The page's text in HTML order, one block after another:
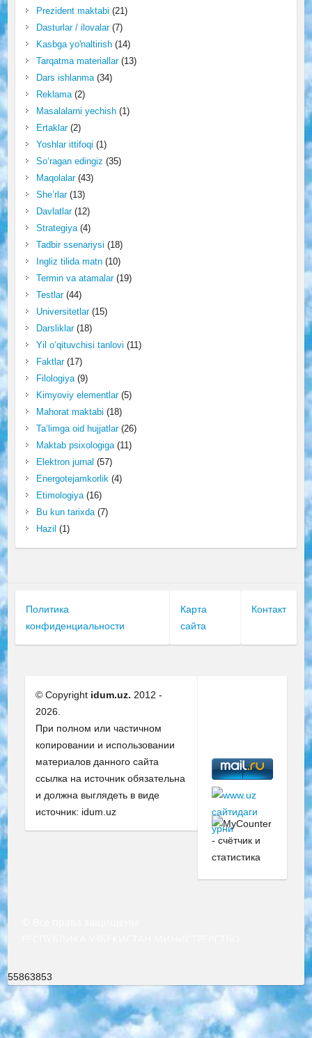
Prezident maktabi (21)
Dasturlar / ilovalar(7)
Kasbga yo'naltirish(14)
Tarqatma materiallar(13)
Dars ishlanma(34)
Reklama(2)
Masalalarni yechish(1)
Ertaklar(2)
Yoshlar ittifoqi (1)
So‘ragan edingiz (35)
Maqolalar(43)
She’rlar(13)
Davlatlar(12)
Strategiya(4)
Tadbir ssenariysi (18)
Ingliz tilida matn(10)
Termin va atamalar(19)
Testlar(44)
Universitetlar(15)
Darsliklar(18)
Yil o‘qituvchisi tanlovi (11)
Faktlar(17)
Filologiya(9)
Kimyoviy elementlar(5)
Mahorat maktabi (18)
Ta’limga oid hujjatlar(26)
Maktab psixologiga(11)
Elektron jurnal (57)
Energotejamkorlik (4)
Etimologiya(16)
Bu kun tarixda(7)
Hazil (1)
Политика
конфиденциальности
Карта
сайта
Контакт
© Copyright idum.uz. 2012 -
2026.
При полном или частичном
копировании и использовании
материалов данного сайта
ссылка на источник обязательна
и должна выглядеть в виде
источник: idum.uz
55863853